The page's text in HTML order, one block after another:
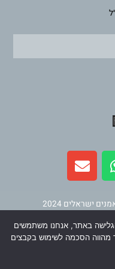
E
n
v
l
o
p
ישראלים 2024
מדיה
באתר, אנחנו משתמשים
הסכמה לשימוש בקבצים